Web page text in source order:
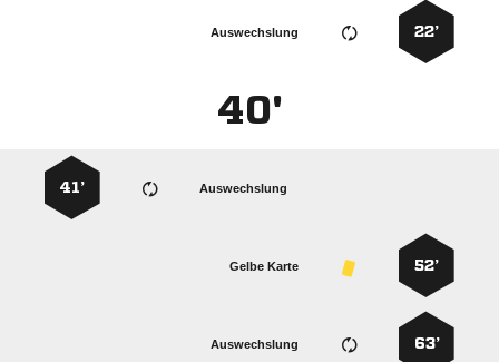
22’
Auswechslung
40'
Auswechslung
41’
52’
Gelbe Karte
63’
Auswechslung